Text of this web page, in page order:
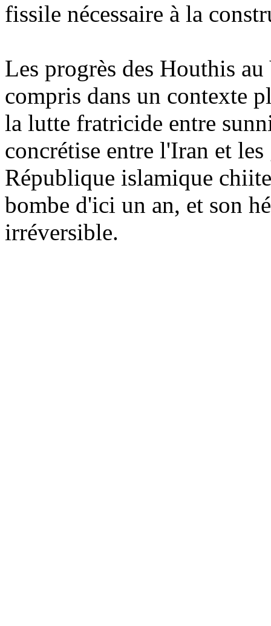
fissile nécessaire à la
Les progrès des Houthis au
compris dans un contexte
la lutte fratricide entre
concrétise entre l'Iran et les
République islamique
bombe d'ici un an, et son
irréversible.